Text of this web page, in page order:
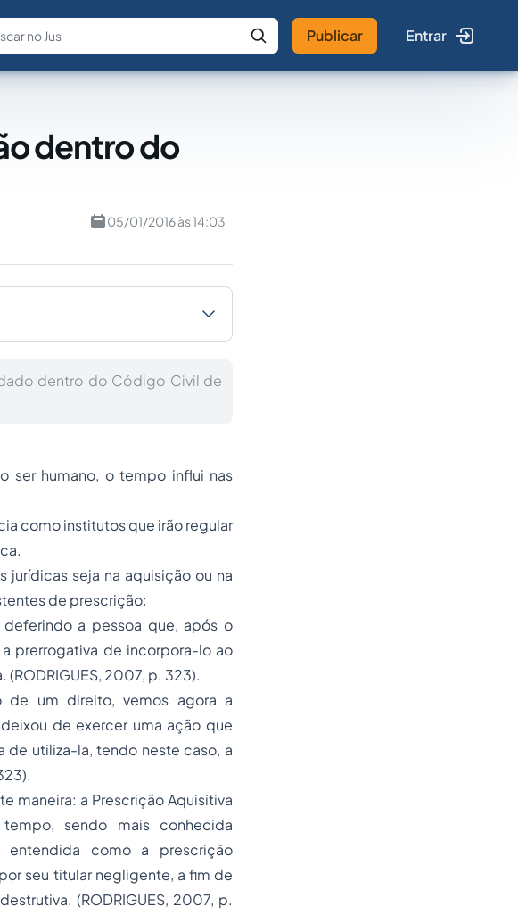
Fale com a IA Buscar no Jus
Publicar Entrar
dentro do
05/01/2016 às 14:03
dentro do Código Civil de
ser humano, o tempo influi nas
como institutos que irão regular
seja na aquisição ou na
de prescrição:
a pessoa que, após o
prerrogativa de incorpora-lo ao
2007, p. 323).
de um direito, vemos agora a
de exercer uma ação que
de utiliza-la, tendo neste caso, a
maneira: a Prescrição Aquisitiva
sendo mais conhecida
entendida como a prescrição
seu titular negligente, a fim de
(RODRIGUES, 2007, p.